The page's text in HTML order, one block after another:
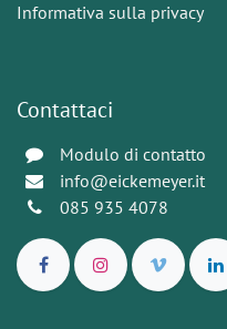
Informativa sulla privacy
Contattaci
Modulo di contatto
info@eickemeyer.it
085 935 4078